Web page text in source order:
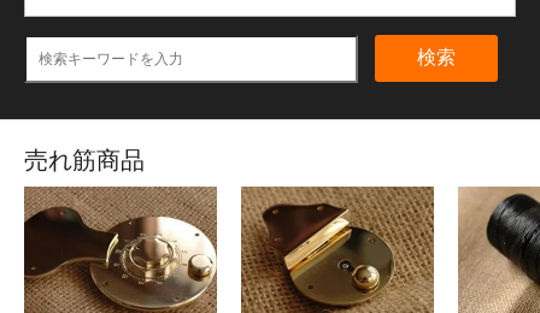
検索
売れ筋商品